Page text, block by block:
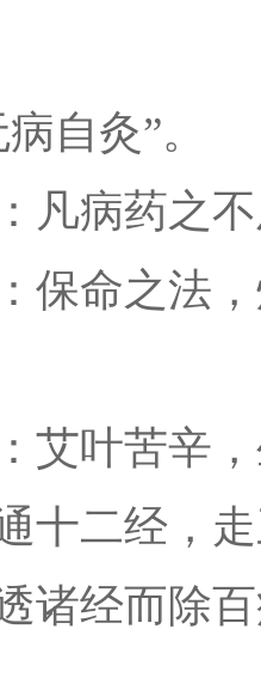
自灸”。
凡病药之
保命之法
艾叶苦辛
十二经，
诸经而除